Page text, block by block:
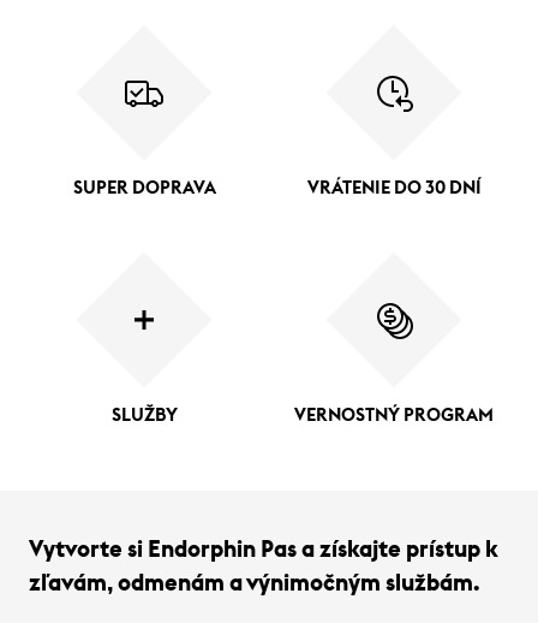
SUPER DOPRAVA VRÁTENIE DO 30 DNÍ
SLUŽBY VERNOSTNÝ PROGRAM
Vytvorte si Endorphin Pas a získajte prístup k
zľavám, odmenám a výnimočným službám.